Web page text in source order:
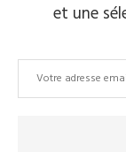
et une